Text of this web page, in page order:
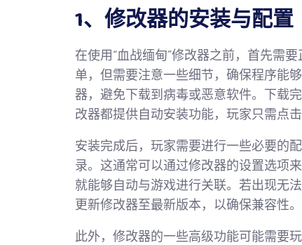
1、修改器的安装与配置
在使用“血战缅甸”修改器之前，首先需
单，但需要注意一些细节，确保程序能
器，避免下载到病毒或恶意软件。下载
改器都提供自动安装功能，玩家只需点
安装完成后，玩家需要进行一些必要的
录。这通常可以通过修改器的设置选项
就能够自动与游戏进行关联。若出现无
更新修改器至最新版本，以确保兼容性。
此外，修改器的一些高级功能可能需要